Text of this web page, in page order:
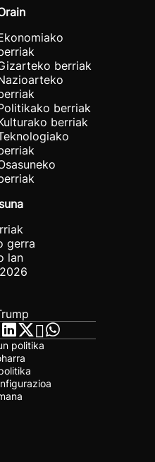
berriak
berriak
berriak
gerra
lan
politika